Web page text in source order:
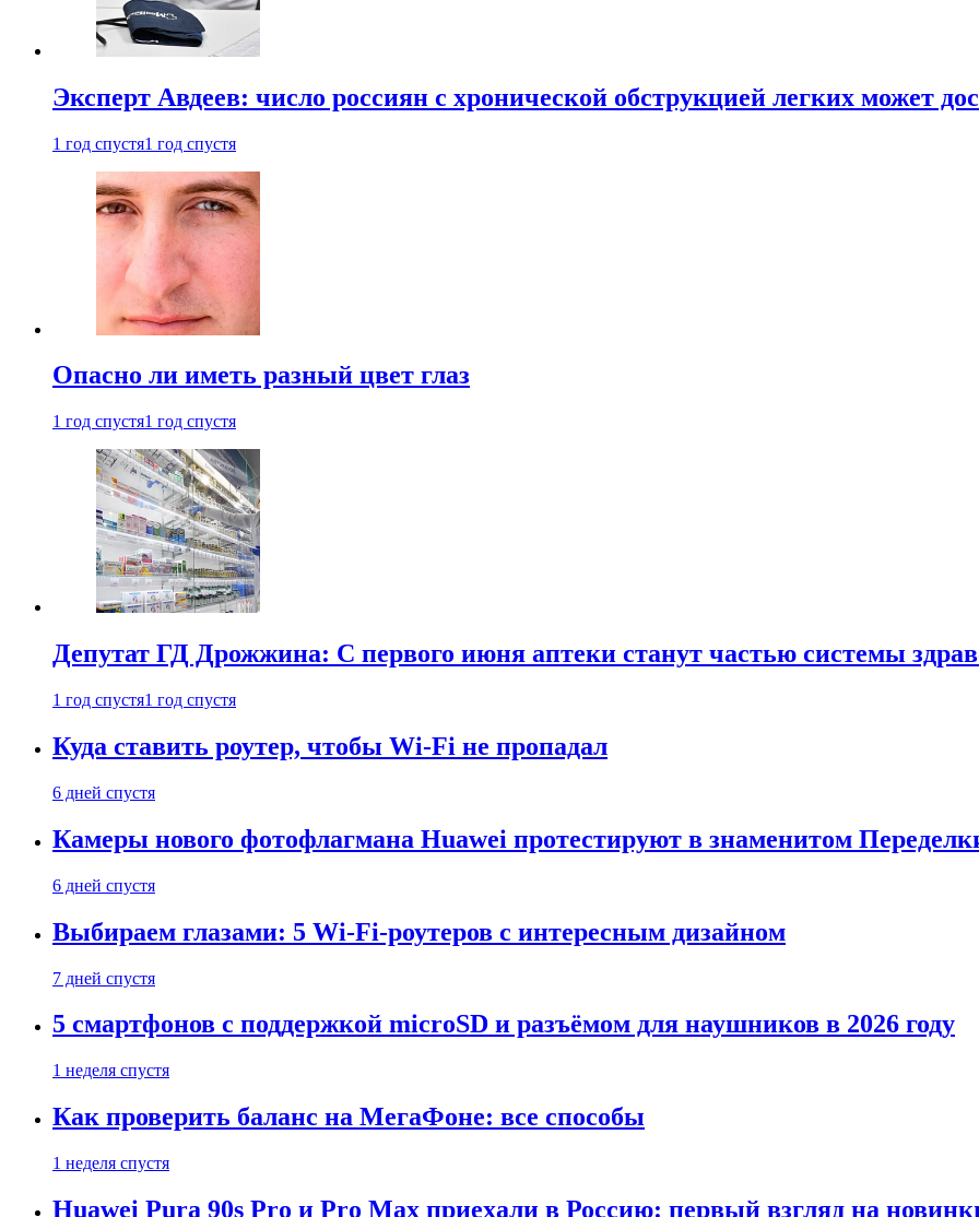
Эксперт Авдеев: число россиян с хронической обструкцией легких может
1 год спустя1 год спустя
Опасно ли иметь разный цвет глаз
1 год спустя1 год спустя
Депутат ГД Дрожжина: С первого июня аптеки станут частью системы
1 год спустя1 год спустя
Куда ставить роутер, чтобы Wi-Fi не пропадал
6 дней спустя
Камеры нового фотофлагмана Huawei протестируют в знаменитом
6 дней спустя
Выбираем глазами: 5 Wi-Fi-роутеров с интересным дизайном
7 дней спустя
5 смартфонов с поддержкой microSD и разъёмом для наушников в 2026 году
1 неделя спустя
Как проверить баланс на МегаФоне: все способы
1 неделя спустя
Huawei Pura 90s Pro и Pro Max приехали в Россию: первый взгляд на